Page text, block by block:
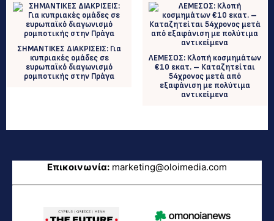
ΣΗΜΑΝΤΙΚΕΣ ΔΙΑΚΡΙΣΕΙΣ: Για
κυπριακές ομάδες σε
ευρωπαϊκό διαγωνισμό
ρομποτικής στην Πράγα
ΛΕΜΕΣΟΣ: Κλοπή κοσμημάτων
€10 εκατ. – Καταζητείται
54χρονος μετά από
εξαφάνιση με πολύτιμα
αντικείμενα
Επικοινωνία: marketing@oloimedia.com